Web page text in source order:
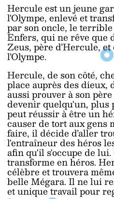
Hercule est un jeune
l'Olympe, enlevé et
par son oncle, le
Enfers, qui ne rêve que
Zeus, père d’Hercule,
l’Olympe.
Hercule, de son côté,
place auprès des dieux,
aussi prouver à son
devenir quelqu'un,
peut réussir à être un
causer de tort aux gens
faire, il décide d’aller
l'entraîneur des héros
afin qu'il s'occupe de
transforme en héros.
célèbre et trouvera
belle Mégara. Il ne lui
et unique travail pour